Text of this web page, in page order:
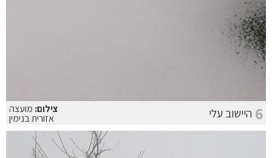
6 היישוב עלי צילום: מועצה
אזורית בנימין